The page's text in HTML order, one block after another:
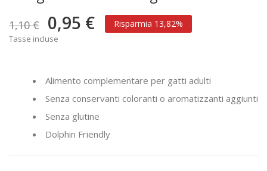
1,10 € 0,95 € Risparmia 13,82%
Tasse incluse
Alimento complementare per gatti adulti
Senza conservanti coloranti o aromatizzanti aggiunti
Senza glutine
Dolphin Friendly